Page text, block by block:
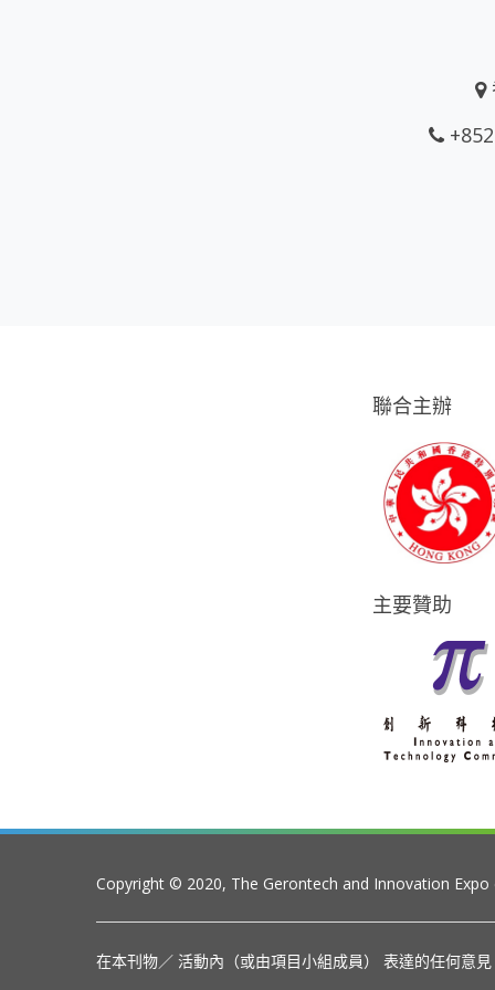
聯合主辦
主要贊助
Copyright © 2020, The Gerontech and Innovation Expo
在本刊物／ 活動內（或由項目小組成員） 表達的任何意